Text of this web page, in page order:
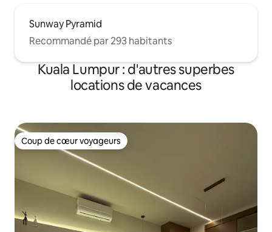
Sunway Pyramid
Recommandé par 293 habitants
Kuala Lumpur : d'autres superbes
locations de vacances
Coup de cœur voyageurs
Coup de cœur voyageurs